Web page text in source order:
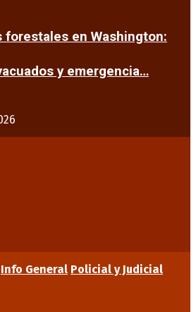
forestales en Washington:
y emergencia…
Info General Policial y Judicial